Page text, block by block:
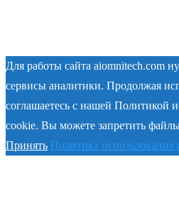
Для работы сайта aiomnitech.com
сервисы аналитики. Продолжая
соглашаетесь с нашей Политикой
cookie. Вы можете запретить
Принять Политика использования